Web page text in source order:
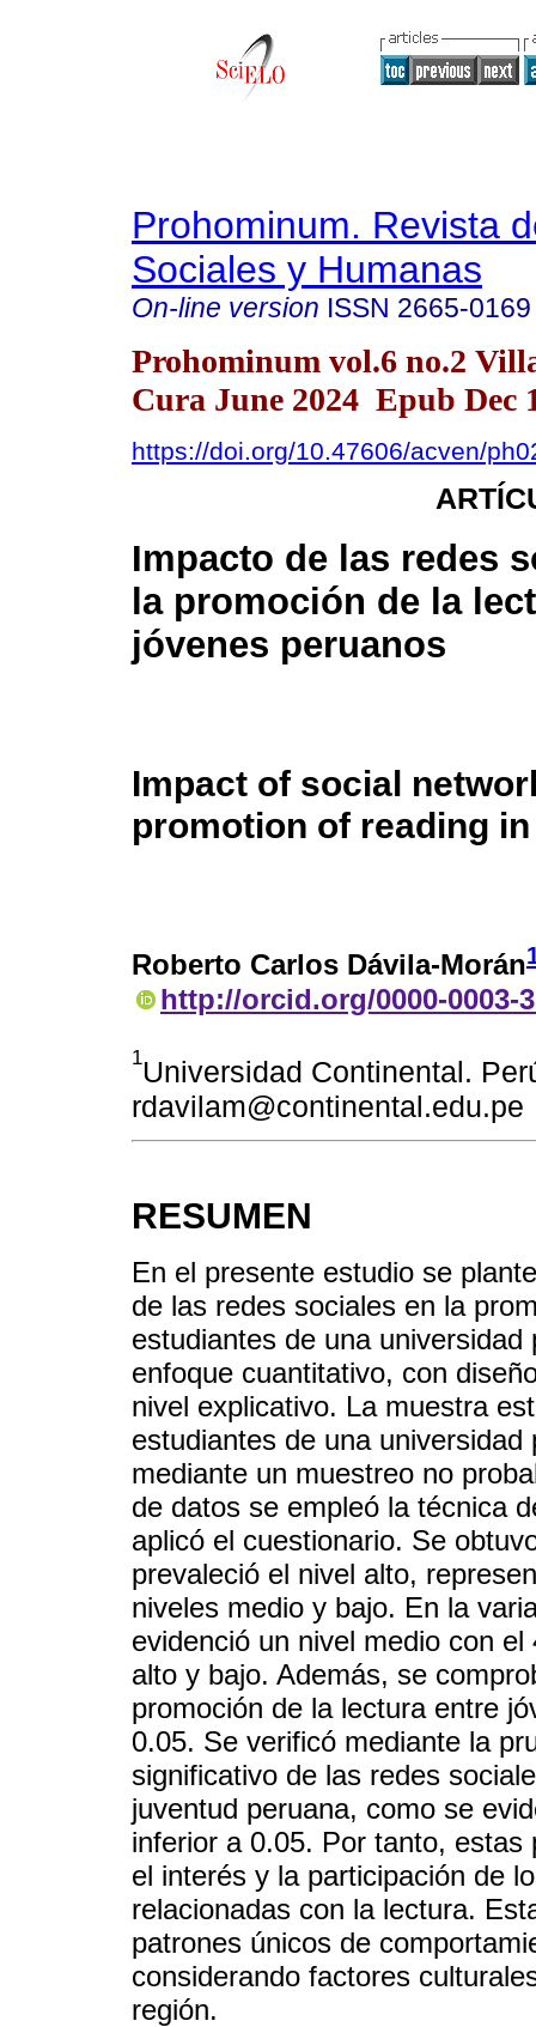
Prohominum. Revista
Sociales y Humanas
On-line version ISSN 2665-0169
Prohominum vol.6 no.2
Cura June 2024 Epub Dec
https://doi.org/10.47606/acven/
Impacto de las redes
la promoción de la
jóvenes peruanos
Impact of social
promotion of reading
Roberto Carlos Dávila-Morán
http://orcid.org/0000-0003-
1Universidad Continental.
rdavilam@continental.edu.pe
RESUMEN
En el presente estudio se
de las redes sociales en la
estudiantes de una
enfoque cuantitativo, con
nivel explicativo. La muestra
estudiantes de una
mediante un muestreo no
de datos se empleó la técnica
aplicó el cuestionario. Se
prevaleció el nivel alto,
niveles medio y bajo. En la
evidenció un nivel medio con
alto y bajo. Además, se
promoción de la lectura entre
0.05. Se verificó mediante la
significativo de las redes
juventud peruana, como se
inferior a 0.05. Por tanto,
el interés y la participación de
relacionadas con la lectura.
patrones únicos de
considerando factores
región.